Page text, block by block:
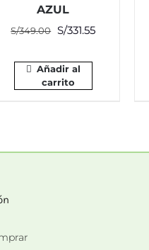
AZUL
S/349.00 El
original
era:
S/331.55El
Añadir al
carrito